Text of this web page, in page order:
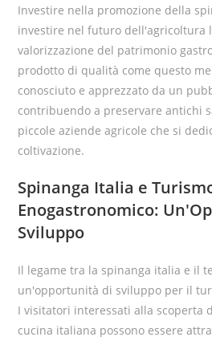
Investire nella promozione della
investire nel futuro dell'agricoltura
valorizzazione del patrimonio
prodotto di qualità come questo
conosciuto e apprezzato da un
contribuendo a preservare antichi
piccole aziende agricole che si
coltivazione.
Spinanga Italia e
Enogastronomico:
Sviluppo
Il legame tra la spinanga italia e il
un'opportunità di sviluppo per il
I visitatori interessati alla scoperta
cucina italiana possono essere